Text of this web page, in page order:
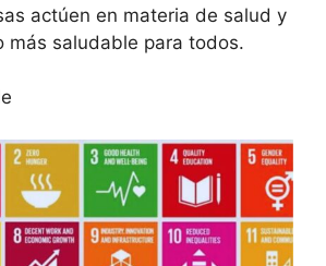
actúen en materia de salud y
más saludable para todos.